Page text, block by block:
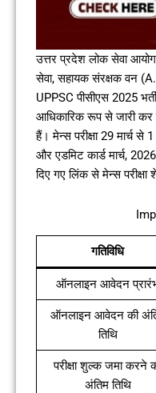
उत्तर प्रदेश लोक सेवा
सेवा, सहायक संरक्षक वन
UPPSC पीसीएस 2025
आधिकारिक रूप से जारी कर
हैं। मेन्स परीक्षा 29 मार्च
और एडमिट कार्ड मार्च,
दिए गए लिंक से मेन्स
गतिविधि
ऑनलाइन आवेदन
ऑनलाइन आवेदन की
तिथि
परीक्षा शुल्क जमा करने
अंतिम तिथि